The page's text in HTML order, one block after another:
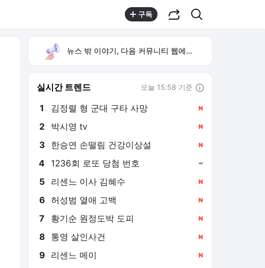
구독
뉴스 밖 이야기, 다음 커뮤니티 웹에서 보기
실시간 트렌드 오늘 15:58 기준
1 김정렬 형 군대 구타 사망
2 박시영 tv
4 1236회 로또 당첨 번호
5 리센느 이사 김혜수
6 허성범 열애 고백
7 황기순 원정도박 도피
8 통영 살인사건
9 리센느 메이